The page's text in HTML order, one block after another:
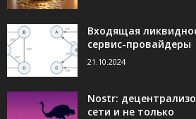
Входящая
сервис-провайдеры
21.10.2024
Nostr:
сети и не только